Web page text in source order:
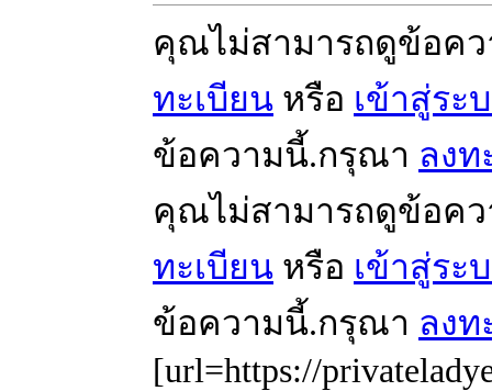
คุณไม่สามารถดูข้อค
ทะเบียน หรือ เข้าสู่ระ
ข้อความนี้.กรุณา ลงท
คุณไม่สามารถดูข้อค
ทะเบียน หรือ เข้าสู่ระ
ข้อความนี้.กรุณา ลงท
[url=https://